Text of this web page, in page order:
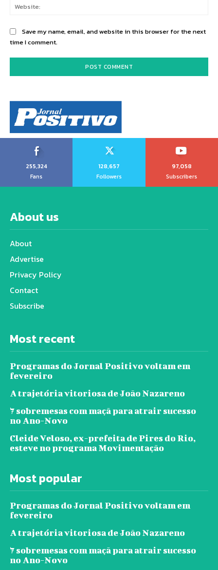
Save my name, email, and website in this browser for the next
time I comment.
255,324
Fans
128,657
Followers
97,058
Subscribers
About us
About
Advertise
Privacy Policy
Contact
Subscribe
Most recent
Programas do Jornal Positivo voltam em
fevereiro
A trajetória vitoriosa de João Nazareno
7 sobremesas com maçã para atrair sucesso
no Ano-Novo
Cleide Veloso, ex-prefeita de Pires do Rio,
esteve no programa Movimentação
Most popular
Programas do Jornal Positivo voltam em
fevereiro
A trajetória vitoriosa de João Nazareno
7 sobremesas com maçã para atrair sucesso
no Ano-Novo